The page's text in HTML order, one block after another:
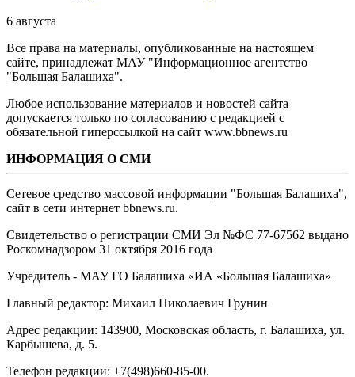
6 августа
Все права на материалы, опубликованные на настоящем
сайте, принадлежат МАУ "Информационное агентство
"Большая Балашиха".
Любое использование материалов и новостей сайта
допускается только по согласованию с редакцией с
обязательной гиперссылкой на сайт www.bbnews.ru
ИНФОРМАЦИЯ О СМИ
Сетевое средство массовой информации "Большая Балашиха",
сайт в сети интернет bbnews.ru.
Свидетельство о регистрации СМИ Эл №ФС ‎77-67562 выдано
Роскомнадзором 31 октября 2016 года
Учредитель - МАУ ГО Балашиха «ИА «Большая Балашиха»
Главный редактор: Михаил Николаевич Грунин
Адрес редакции: 143900, Московская область, г. Балашиха, ул.
Карбышева, д. 5.
Телефон редакции: +7(498)660-85-00.